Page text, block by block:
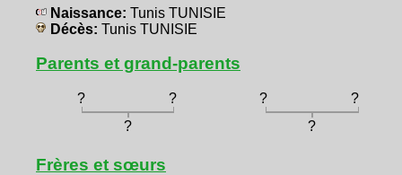
Naissance: Tunis TUNISIE
Décès: Tunis TUNISIE
Parents et grand-parents
? ? ?
?
?
?
Frères et sœurs